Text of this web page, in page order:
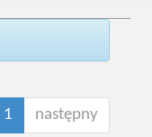
1 następny